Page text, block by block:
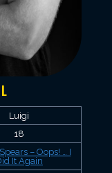
Luigi
18
– Oops! … I
It Again